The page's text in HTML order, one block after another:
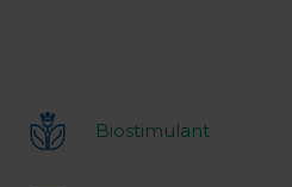
Biostimulant